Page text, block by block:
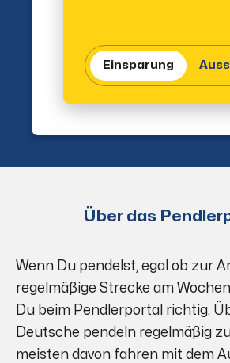
Einsparung
Über das
Wenn Du pendelst, egal ob zur
regelmäßige Strecke am
Du beim Pendlerportal richtig.
Deutsche pendeln regelmäßig
meisten davon fahren mit dem